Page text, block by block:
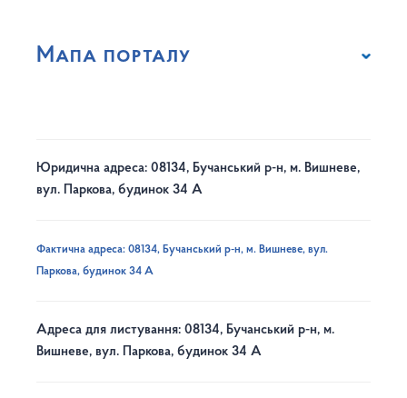
Мапа порталу
Юридична адреса: 08134, Бучанський р-н, м. Вишневе,
вул. Паркова, будинок 34 А
Фактична адреса: 08134, Бучанський р-н, м. Вишневе, вул.
Паркова, будинок 34 А
Адреса для листування: 08134, Бучанський р-н, м.
Вишневе, вул. Паркова, будинок 34 А